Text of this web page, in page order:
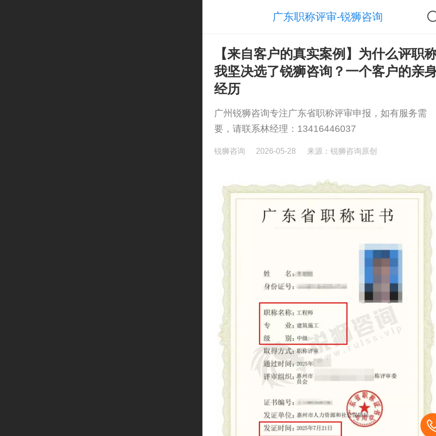
广东职称评审-锐狮咨询
【来自客户的真实案例】为什么评职
我坚决选了锐狮咨询？一个客户的亲
经历
广州锐狮咨询专注广东省职称评审申报，如有服务需
要，请联系林经理：13416446037
锐狮咨询 2026-05-28 来源：锐狮咨询原创